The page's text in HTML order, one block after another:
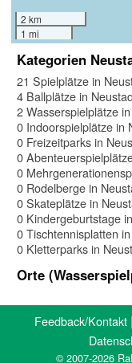
2 km
1 mi
Kategorien
21 Spielplätze in
4 Ballplätze in
2 Wasserspielplätze
0 Indoorspielplätze in
0 Freizeitparks in
0
0
0 Rodelberge in
0 Skateplätze in
0 Kindergeburtstage
0 Tischtennisplatten
0 Kletterparks in
Orte
Feedback/Kontakt |
© 2007-2026